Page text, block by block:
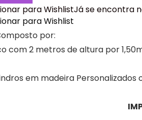
para WishlistJá se encontra
para Wishlist
por:
com 2 metros de altura por
em madeira